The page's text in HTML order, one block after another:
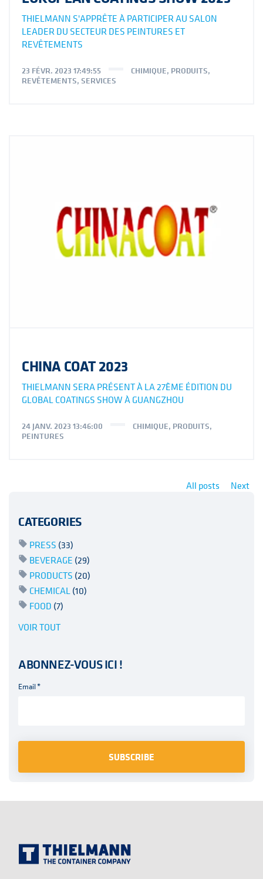
THIELMANN S'APPRÊTE À PARTICIPER AU SALON
LEADER DU SECTEUR DES PEINTURES ET
REVÊTEMENTS
23 FÉVR. 2023 17:49:55 CHIMIQUE, PRODUITS,
REVÊTEMENTS, SERVICES
CHINA COAT 2023
THIELMANN SERA PRÉSENT À LA 27ÈME ÉDITION DU
GLOBAL COATINGS SHOW À GUANGZHOU
24 JANV. 2023 13:46:00 CHIMIQUE, PRODUITS,
PEINTURES
All posts Next
CATEGORIES
PRESS (33)
BEVERAGE (29)
PRODUCTS (20)
CHEMICAL(10)
FOOD (7)
VOIR TOUT
ABONNEZ-VOUS ICI !
Email*